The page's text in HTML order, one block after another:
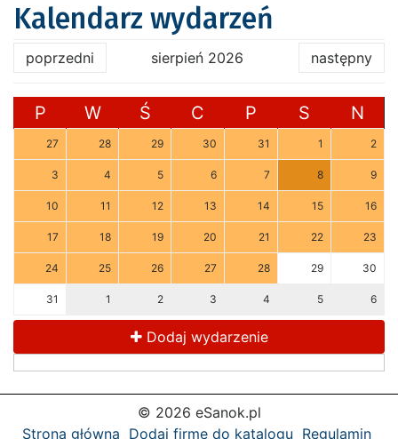
Kalendarz wydarzeń
poprzedni sierpień 2026 następny
P W Ś C P S N
27 28 29 30 31 1 2
3 4 5 6 7 8 9
10 11 12 13 14 15 16
17 18 19 20 21 22 23
24 25 26 27 28 29 30
31 1 2 3 4 5 6
Dodaj wydarzenie
© 2026 eSanok.pl
Strona główna Dodaj firmę do katalogu Regulamin